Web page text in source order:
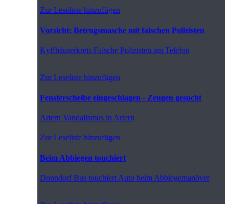
Zur Leseliste hinzufügen
Vorsicht: Betrugsmasche mit falschen Polizisten
KyffhäuserkreisFalsche Polizisten am Telefon
Zur Leseliste hinzufügen
Fensterscheibe eingeschlagen - Zeugen gesucht
Artern Vandalismus in Artern
Zur Leseliste hinzufügen
Beim Abbiegen touchiert
DonndorfBus touchiert Auto beim Abbiegemanöver